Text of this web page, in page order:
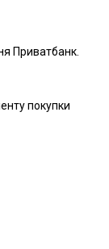
Приватбанк.
покупки